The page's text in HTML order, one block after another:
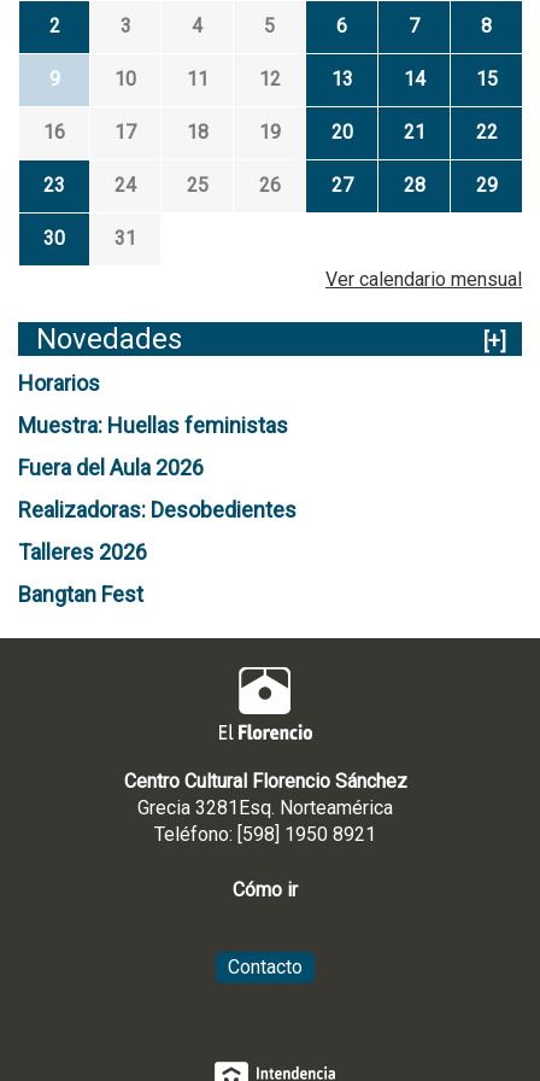
2 3 4 5 6 7 8
9 10 11 12 13 14 15
16 17 18 19 20 21 22
23 24 25 26 27 28 29
30
31
Ver calendario mensual
Novedades
[+]
Horarios
Muestra: Huellas feministas
Fuera del Aula 2026
Realizadoras: Desobedientes
Talleres 2026
Bangtan Fest
Centro Cultural Florencio Sánchez
Grecia 3281Esq. Norteamérica
Teléfono: [598] 1950 8921
Cómo ir
Contacto